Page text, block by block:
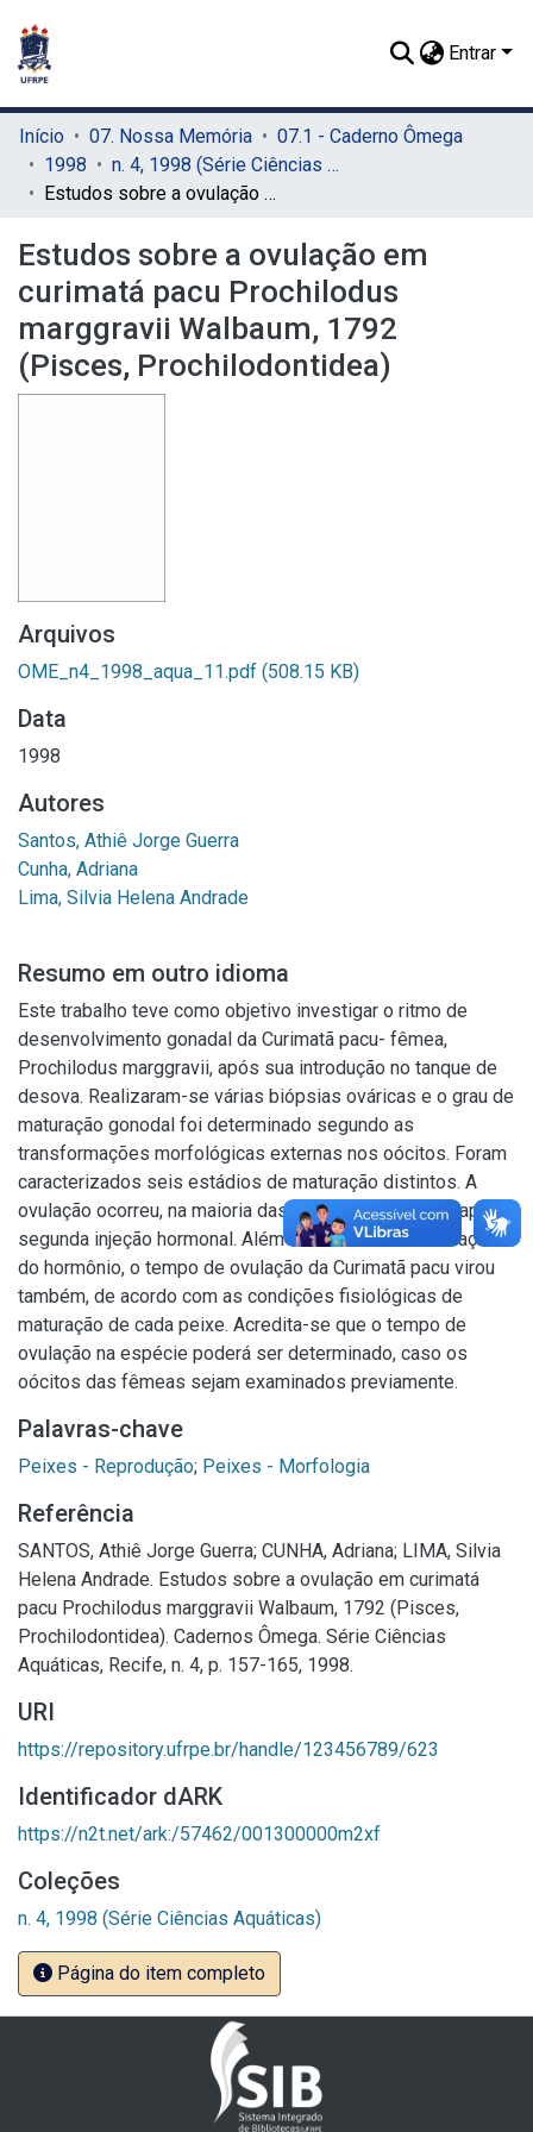
Entrar
Início 07. Nossa Memória
07.1 - Caderno Ômega
1998
n. 4, 1998 (Série Ciências Aquáticas)
Estudos sobre a ovulação em curimatá pacu Prochilodus marggravii Walbaum, 1792 (Pisces, Prochilodontidea)
Estudos sobre a ovulação em
curimatá pacu Prochilodus
marggravii Walbaum, 1792
(Pisces, Prochilodontidea)
Arquivos
OME_n4_1998_aqua_11.pdf (508.15 KB)
Data
1998
Autores
Santos, Athiê Jorge Guerra
Cunha, Adriana
Lima, Silvia Helena Andrade
Resumo em outro idioma
Este trabalho teve como objetivo investigar o ritmo de
desenvolvimento gonadal da Curimatã pacu- fêmea,
Prochilodus marggravii, após sua introdução no tanque de
desova. Realizaram-se várias biópsias ováricas e o grau de
maturação gonodal foi determinado segundo as
transformações morfológicas externas nos oócitos. Foram
caracterizados seis estádios de maturação distintos. A
ovulação ocorreu, na maioria das fêmeas, sete horas após a
segunda injeção hormonal. Além da hora de administração
do hormônio, o tempo de ovulação da Curimatã pacu virou
também, de acordo com as condições fisiológicas de
maturação de cada peixe. Acredita-se que o tempo de
ovulação na espécie poderá ser determinado, caso os
oócitos das fêmeas sejam examinados previamente.
Palavras-chave
Peixes - Reprodução; Peixes - Morfologia
Referência
SANTOS, Athiê Jorge Guerra; CUNHA, Adriana; LIMA, Silvia
Helena Andrade. Estudos sobre a ovulação em curimatá
pacu Prochilodus marggravii Walbaum, 1792 (Pisces,
Prochilodontidea). Cadernos Ômega. Série Ciências
Aquáticas, Recife, n. 4, p. 157-165, 1998.
URI
https://repository.ufrpe.br/handle/123456789/623
Identificador dARK
https://n2t.net/ark:/57462/001300000m2xf
Coleções
n. 4, 1998 (Série Ciências Aquáticas)
Página do item completo